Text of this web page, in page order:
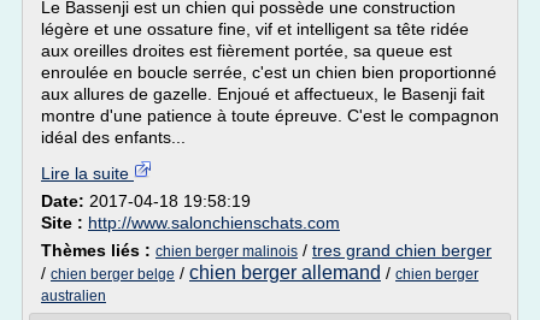
Le Bassenji est un chien qui possède une construction
légère et une ossature fine, vif et intelligent sa tête ridée
aux oreilles droites est fièrement portée, sa queue est
enroulée en boucle serrée, c'est un chien bien proportionné
aux allures de gazelle. Enjoué et affectueux, le Basenji fait
montre d'une patience à toute épreuve. C'est le compagnon
idéal des enfants...
Lire la suite
Date: 2017-04-18 19:58:19
Site : http://www.salonchienschats.com
Thèmes liés : chien berger malinois / tres grand chien berger
/ chien berger belge / chien berger allemand / chien berger
australien